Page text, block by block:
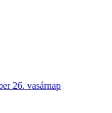
26. vasárnap